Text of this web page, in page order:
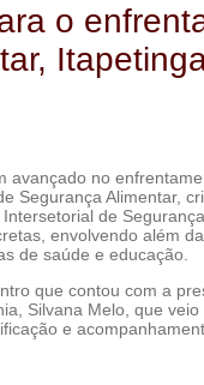
o
avançado no
Segurança Alimentar,
de
envolvendo além
de saúde e educação.
que contou com a
Silvana Melo, que
e